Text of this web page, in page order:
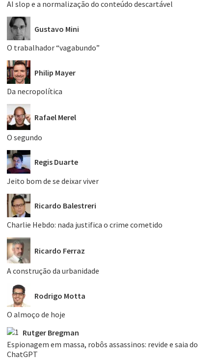
AI slop e a normalização do conteúdo descartável
Gustavo Mini
O trabalhador “vagabundo”
Philip Mayer
Da necropolítica
Rafael Merel
O segundo
Regis Duarte
Jeito bom de se deixar viver
Ricardo Balestreri
Charlie Hebdo: nada justifica o crime cometido
Ricardo Ferraz
A construção da urbanidade
Rodrigo Motta
O almoço de hoje
Rutger Bregman
Espionagem em massa, robôs assassinos: revide e saia do
ChatGPT